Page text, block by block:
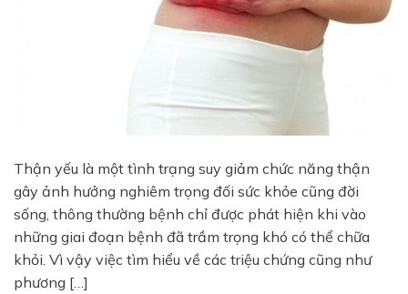
Thận yếu là một tình trạng suy giảm chức năng thận
gây ảnh hưởng nghiêm trọng đối sức khỏe cũng đời
sống, thông thường bệnh chỉ được phát hiện khi vào
những giai đoạn bệnh đã trầm trọng khó có thể chữa
khỏi. Vì vậy việc tìm hiểu về các triệu chứng cũng như
phương […]